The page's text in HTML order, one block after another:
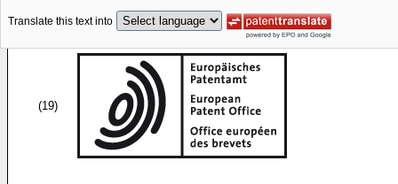
Translate this text into
(19)